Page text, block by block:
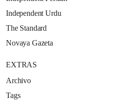
Independent Urdu
The Standard
Novaya Gazeta
EXTRAS
Archivo
Tags